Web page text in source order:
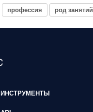
профессия род занятий
ИНСТРУМЕНТЫ